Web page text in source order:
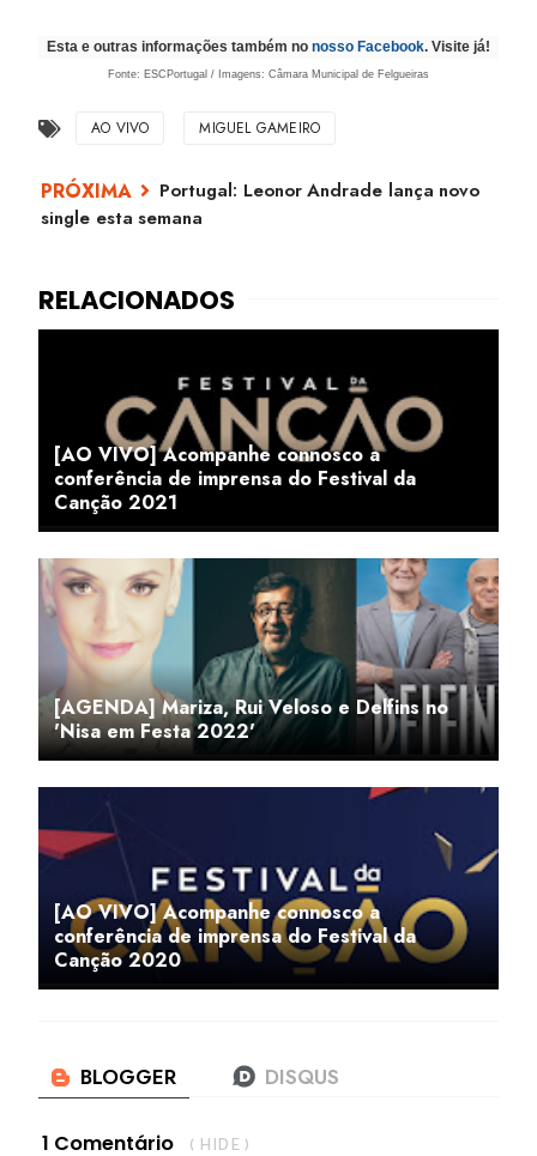
Esta e outras informações também no nosso Facebook. Visite já!
Fonte: ESCPortugal / Imagens: Câmara Municipal de Felgueiras
AO VIVO MIGUEL GAMEIRO
Portugal: Leonor Andrade lança novo
single esta semana
[AO VIVO] Acompanhe connosco a
conferência de imprensa do Festival da
Canção 2021
[AGENDA] Mariza, Rui Veloso e Delfins no
'Nisa em Festa 2022'
[AO VIVO] Acompanhe connosco a
conferência de imprensa do Festival da
Canção 2020
1 Comentário ( HIDE )